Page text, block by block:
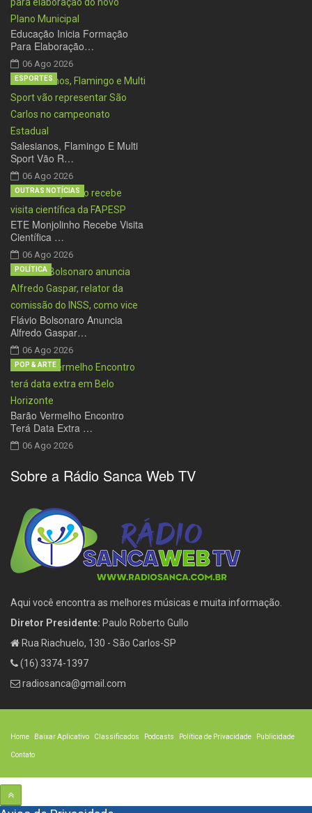
Educação Inicia Formação
Para Elaboração…
06 Ago 2026
Salesianos, Flamingo E Multi
Sport Vão R…
06 Ago 2026
ESPORTES
ETE Monjolinho Recebe Visita
Científica …
06 Ago 2026
OUTRAS NOTÍCIAS
Flávio Bolsonaro Anuncia
Alfredo Gaspar…
06 Ago 2026
POLÍTICA
Barão Vermelho Encontro
Terá Data Extra …
06 Ago 2026
POP & ARTE
Sobre a Rádio Sanca Web TV
Aqui você encontra as melhores músicas e muita informação.
Diretor Presidente: Paulo Roberto Gullo
Rua Riachuelo, 130 - São Carlos-SP
(16) 3374-1397
radiosanca@gmail.com
Home Baixar Aplicativo Classificados Podcasts Política de Privacidade Publicidade
Contato